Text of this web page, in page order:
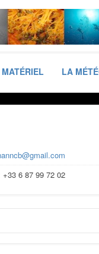
LA
+33 6 87 99 72 02